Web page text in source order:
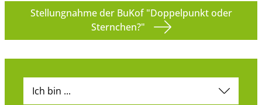
Stellungnahme der BuKof "Doppelpunkt oder
Sternchen?"
Ich bin ...